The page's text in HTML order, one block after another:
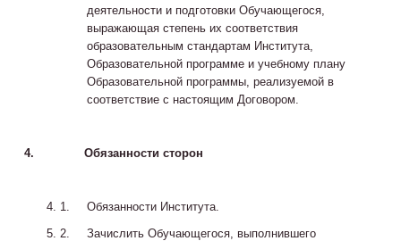
деятельности и подготовки Обучающегося,
выражающая степень их соответствия
образовательным стандартам Института,
Образовательной программе и учебному плану
Образовательной программы, реализуемой в
соответствие с настоящим Договором.
4. Обязанности сторон
Обязанности Института.
Зачислить Обучающегося, выполнившего